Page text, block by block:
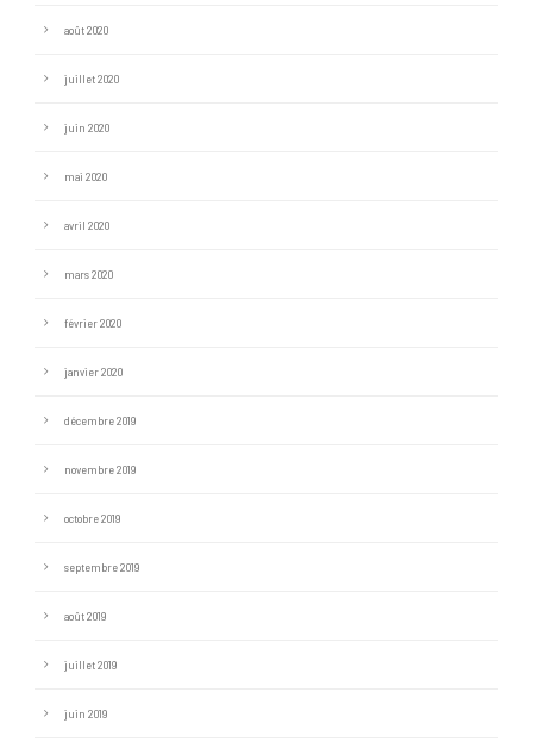
août 2020
juillet 2020
juin 2020
mai 2020
avril 2020
mars 2020
février 2020
janvier 2020
décembre 2019
novembre 2019
octobre 2019
septembre 2019
août 2019
juillet 2019
juin 2019